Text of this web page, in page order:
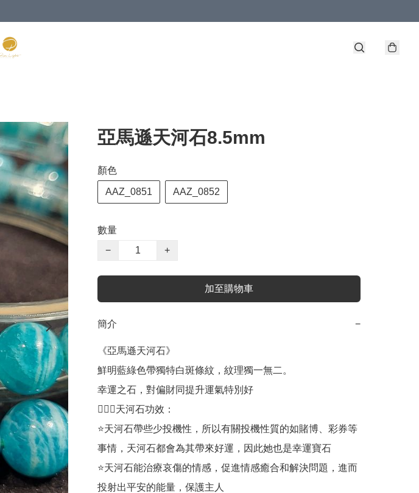
亞馬遜天河石8.5mm
顏色
AAZ_0851 AAZ_0852
數量
−
+
加至購物車
簡介 −
《亞馬遜天河石》
鮮明藍綠色帶獨特白斑條紋，紋理獨一無二。
幸運之石，對偏財同提升運氣特別好
💁🏼‍♀️天河石功效：
⭐天河石帶些少投機性，所以有關投機性質的如賭博、彩券等
事情，天河石都會為其帶來好運，因此她也是幸運寶石
⭐天河石能治療哀傷的情感，促進情感癒合和解決問題，進而
投射出平安的能量，保護主人